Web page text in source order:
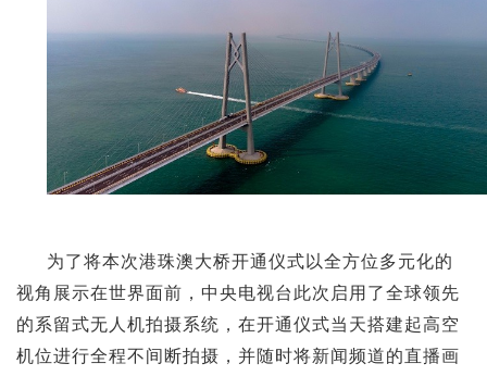
为了将本次港珠澳大桥开通仪式以全方位多元化的
视角展示在世界面前，中央电视台此次启用了全球领先
的系留式无人机拍摄系统，在开通仪式当天搭建起高空
机位进行全程不间断拍摄，并随时将新闻频道的直播画